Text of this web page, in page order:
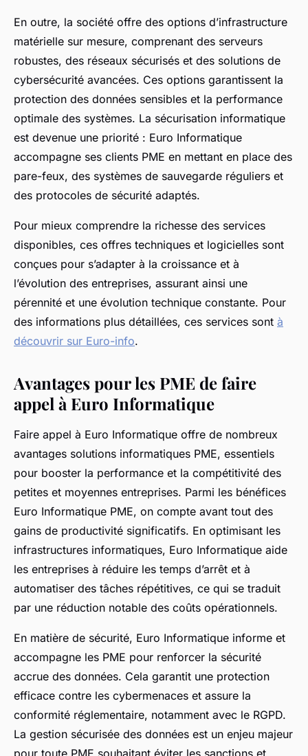
En outre, la société offre des options d’infrastructure
matérielle sur mesure, comprenant des serveurs
robustes, des réseaux sécurisés et des solutions de
cybersécurité avancées. Ces options garantissent la
protection des données sensibles et la performance
optimale des systèmes. La sécurisation informatique
est devenue une priorité : Euro Informatique
accompagne ses clients PME en mettant en place des
pare-feux, des systèmes de sauvegarde réguliers et
des protocoles de sécurité adaptés.
Pour mieux comprendre la richesse des services
disponibles, ces offres techniques et logicielles sont
conçues pour s’adapter à la croissance et à
l’évolution des entreprises, assurant ainsi une
pérennité et une évolution technique constante. Pour
des informations plus détaillées, ces services sont à
découvrir sur Euro-info.
Avantages pour les PME de faire
appel à Euro Informatique
Faire appel à Euro Informatique offre de nombreux
avantages solutions informatiques PME, essentiels
pour booster la performance et la compétitivité des
petites et moyennes entreprises. Parmi les bénéfices
Euro Informatique PME, on compte avant tout des
gains de productivité significatifs. En optimisant les
infrastructures informatiques, Euro Informatique aide
les entreprises à réduire les temps d’arrêt et à
automatiser des tâches répétitives, ce qui se traduit
par une réduction notable des coûts opérationnels.
En matière de sécurité, Euro Informatique informe et
accompagne les PME pour renforcer la sécurité
accrue des données. Cela garantit une protection
efficace contre les cybermenaces et assure la
conformité réglementaire, notamment avec le RGPD.
La gestion sécurisée des données est un enjeu majeur